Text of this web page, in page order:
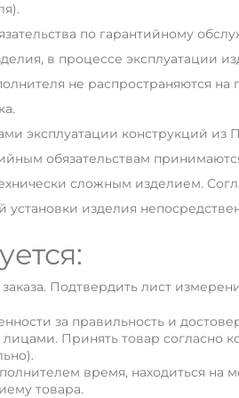
по гарантийному
в процессе эксплуатации
не распространяются
эксплуатации конструкций из
обязательствам
сложным изделием.
установки изделия
Подтвердить лист
за правильность и
лицами. Принять товар
время, находиться на
товара.